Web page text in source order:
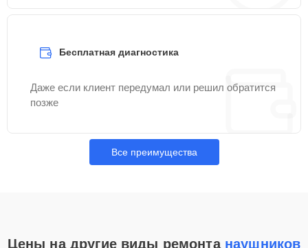
Бесплатная диагностика
Даже если клиент передумал или решил обратится
позже
Все преимущества
Цены на другие виды ремонта наушников